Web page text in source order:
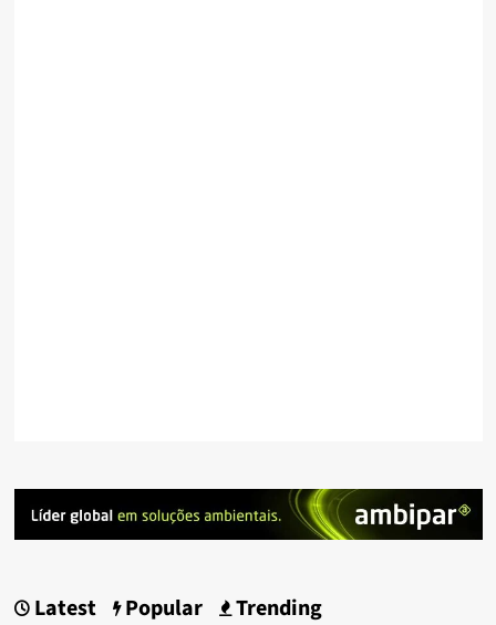
Latest Popular Trending